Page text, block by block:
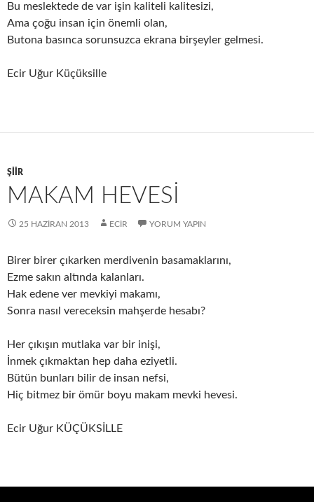
Bu meslektede de var işin kaliteli kalitesizi,
Ama çoğu insan için önemli olan,
Butona basınca sorunsuzca ekrana birşeyler gelmesi.
Ecir Uğur Küçüksille
ŞIIR
MAKAM HEVESI
25 HAZIRAN 2013 ECIR YORUM YAPIN
Birer birer çıkarken merdivenin basamaklarını,
Ezme sakın altında kalanları.
Hak edene ver mevkiyi makamı,
Sonra nasıl vereceksin mahşerde hesabı?
Her çıkışın mutlaka var bir inişi,
İnmek çıkmaktan hep daha eziyetli.
Bütün bunları bilir de insan nefsi,
Hiç bitmez bir ömür boyu makam mevki hevesi.
Ecir Uğur KÜÇÜKSİLLE